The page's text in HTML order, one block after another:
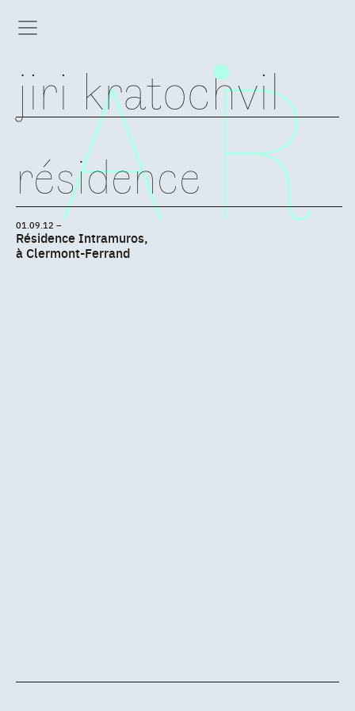
jiri kratochvil
résidence
01.09.12 –
Résidence Intramuros,
à Clermont-Ferrand